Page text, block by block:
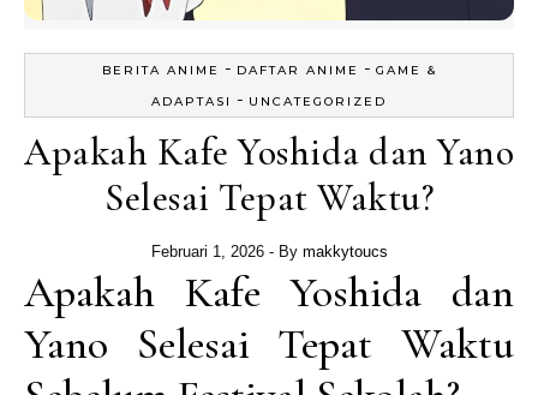
BERITA ANIME - DAFTAR ANIME - GAME &
ADAPTASI
- UNCATEGORIZED
Apakah Kafe Yoshida dan Yano
Selesai Tepat Waktu?
Februari 1, 2026 - By makkytoucs
Apakah Kafe Yoshida dan
Yano Selesai Tepat Waktu